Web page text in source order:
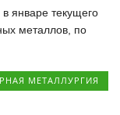
январе текущего
металлов, по
МЕТАЛЛУРГИЯ